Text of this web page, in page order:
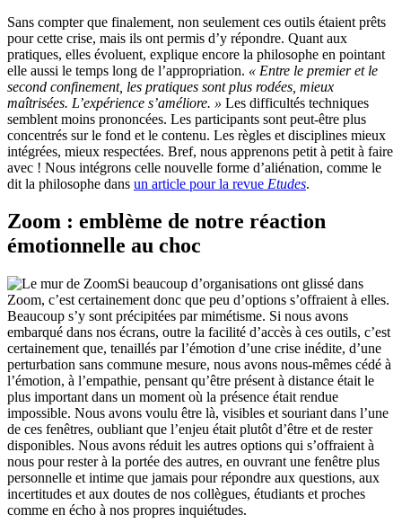
Sans compter que finalement, non seulement ces outils étaient prêts
pour cette crise, mais ils ont permis d’y répondre. Quant aux
pratiques, elles évoluent, explique encore la philosophe en pointant
elle aussi le temps long de l’appropriation. « Entre le premier et le
second confinement, les pratiques sont plus rodées, mieux
maîtrisées. L’expérience s’améliore. » Les difficultés techniques
semblent moins prononcées. Les participants sont peut-être plus
concentrés sur le fond et le contenu. Les règles et disciplines mieux
intégrées, mieux respectées. Bref, nous apprenons petit à petit à faire
avec ! Nous intégrons celle nouvelle forme d’aliénation, comme le
dit la philosophe dans un article pour la revue Etudes.
Zoom : emblème de notre réaction
émotionnelle au choc
Si beaucoup d’organisations ont glissé dans
Zoom, c’est certainement donc que peu d’options s’offraient à elles.
Beaucoup s’y sont précipitées par mimétisme. Si nous avons
embarqué dans nos écrans, outre la facilité d’accès à ces outils, c’est
certainement que, tenaillés par l’émotion d’une crise inédite, d’une
perturbation sans commune mesure, nous avons nous-mêmes cédé à
l’émotion, à l’empathie, pensant qu’être présent à distance était le
plus important dans un moment où la présence était rendue
impossible. Nous avons voulu être là, visibles et souriant dans l’une
de ces fenêtres, oubliant que l’enjeu était plutôt d’être et de rester
disponibles. Nous avons réduit les autres options qui s’offraient à
nous pour rester à la portée des autres, en ouvrant une fenêtre plus
personnelle et intime que jamais pour répondre aux questions, aux
incertitudes et aux doutes de nos collègues, étudiants et proches
comme en écho à nos propres inquiétudes.